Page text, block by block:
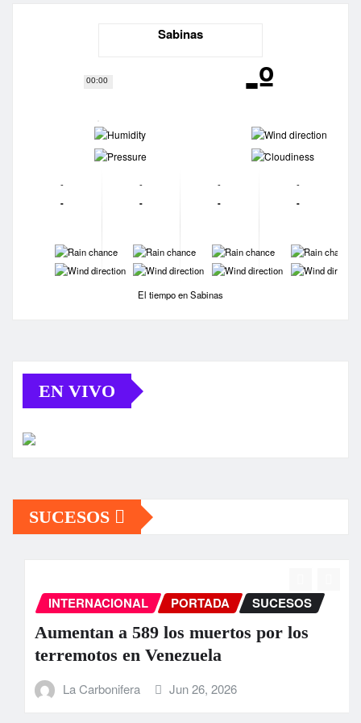
00:00
Sabinas
-º
-
-
-
-
-
-
-
-
-
-
-
-
-
-
-
-
-
-
-
-
El tiempo en Sabinas
EN VIVO
SUCESOS
INTERNACIONAL PORTADA SUCESOS
Aumentan a 589 los muertos por los
terremotos en Venezuela
La Carbonifera Jun 26, 2026